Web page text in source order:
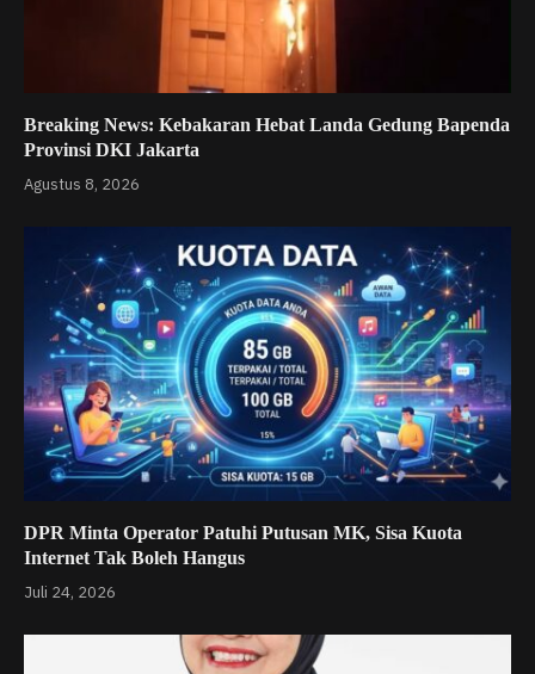
Breaking News: Kebakaran Hebat Landa Gedung Bapenda
Provinsi DKI Jakarta
Agustus 8, 2026
DPR Minta Operator Patuhi Putusan MK, Sisa Kuota
Internet Tak Boleh Hangus
Juli 24, 2026